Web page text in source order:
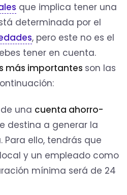
que implica tener una
determinada por el
, pero este no es el
tener en cuenta.
más importantes son las
una cuenta ahorro-
destina a generar la
Para ello, tendrás que
y un empleado como
mínima será de 24